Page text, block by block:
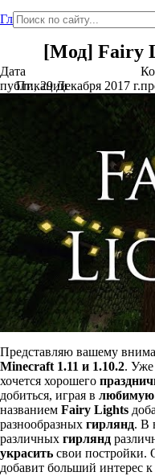
Главная
[Мод] Fairy
Дата
публикации
Пт., 29 Декабря 2017 г.
Представляю вашему
Minecraft 1.11 и 1.10.2. Уже
хочется хорошего
добиться, играя в любимую
названием Fairy Lights
разнообразных гирлянд. В
различных гирлянд
украсить свои постройки.
добавит больший интерес к